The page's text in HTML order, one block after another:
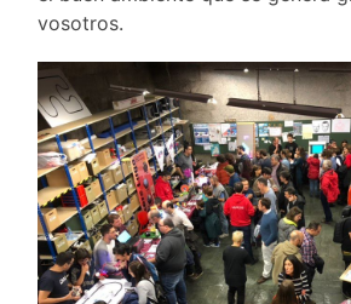
vosotros.